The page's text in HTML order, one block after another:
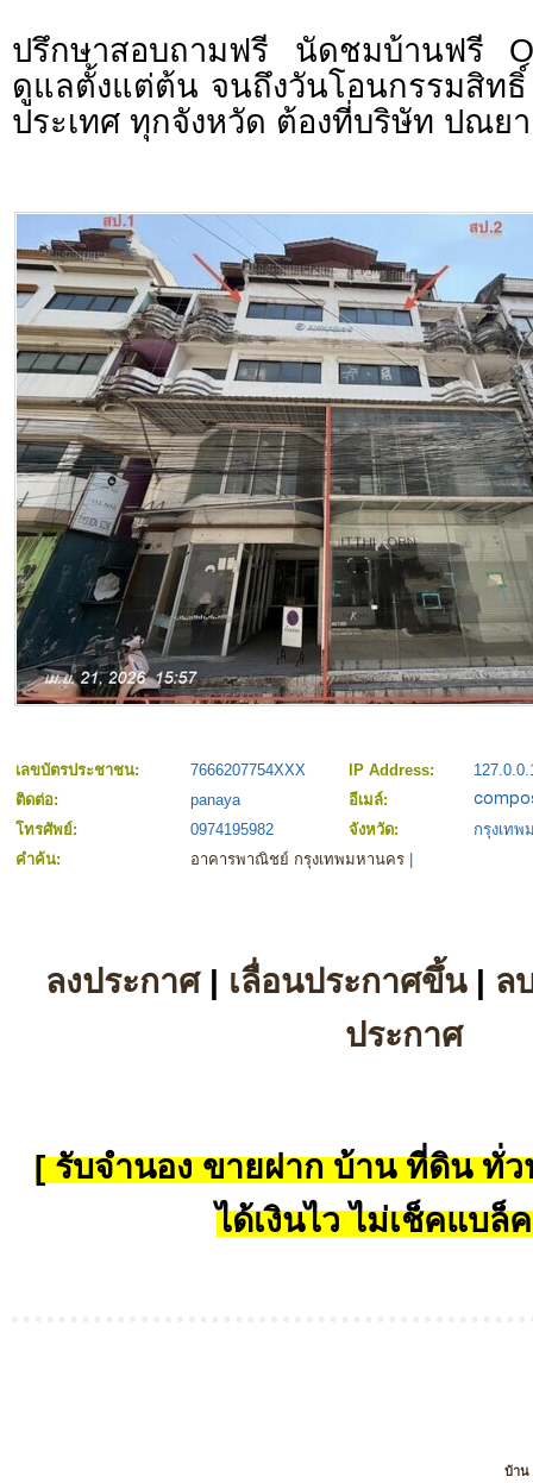
ปรึกษาสอบถามฟรี นัดชมบ้านฟรี
ดูแลตั้งแต่ต้น จนถึงวันโอนกรรมสิท
ประเทศ ทุกจังหวัด ต้องที่บริษัท ปณย
เลขบัตรประชาชน: 7666207754XXX IP Address:
ติดต่อ:
panaya
อีเมล์:
โทรศัพย์:
0974195982 จังหวัด:
กรุงเท
คำค้น:
อาคารพาณิชย์ กรุงเทพมหานคร
ลงประกาศ| เลื่อนประกาศขึ้น| ล
ประกาศ
[ รับจำนอง ขายฝาก บ้าน ที่ดิน ทั่ว
ได้เงินไว ไม่เช็คแบล็
บ้าน